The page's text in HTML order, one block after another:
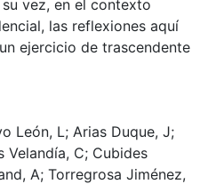
vez, en el contexto
las reflexiones aquí
ejercicio de trascendente
León, L; Arias Duque, J;
Velandía, C; Cubides
A; Torregrosa Jiménez,